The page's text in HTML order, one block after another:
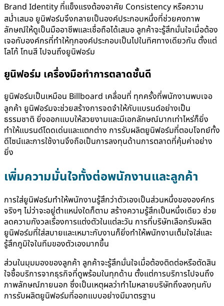
Brand Identity ที่แข็งแรงต้องอาศัย Consistency หรือความ
สม่ำเสมอ ยูนิฟอร์มจึงกลายเป็นองค์ประกอบหนึ่งที่ช่วยคงภาพ
ลักษณ์ให้ดูเป็นมืออาชีพและเชื่อถือได้เสมอ ลูกค้าจะรู้สึกมั่นใจเมื่อต้อง
เจอกับองค์กรที่ทำให้ทุกองค์ประกอบเป็นไปในทิศทางเดียวกัน ตั้งแต่
โลโก้ โทนสี ไปจนถึงยูนิฟอร์ม
ยูนิฟอร์ม เครื่องมือทำการตลาดชั้นดี
ยูนิฟอร์มเป็นเหมือน Billboard เคลื่อนที่ ทุกครั้งที่พนักงานพบเจอ
ลูกค้า ยูนิฟอร์มจะช่วยสร้างการจดจำให้กับแบรนด์อย่างเป็น
ธรรมชาติ ยิ่งออกแบบให้สวยงามและมีเอกลักษณ์มากเท่าไหร่ก็ยิ่ง
ทำให้แบรนด์โดดเด่นและแตกต่าง การรับผลิตยูนิฟอร์มที่ตอบโจทย์ทั้ง
ดีไซน์และการใช้งานจึงถือเป็นการลงทุนด้านการตลาดที่คุ้มค่าอย่าง
ยิ่ง
เพิ่มความมั่นใจทั้งต่อพนักงานและลูกค้า
การใส่ยูนิฟอร์มทำให้พนักงานรู้สึกว่าตัวเองเป็นส่วนหนึ่งขององค์กร
จริงๆ ไม่ว่าจะอยู่ตำแหน่งใดก็ตาม สร้างความรู้สึกเป็นหนึ่งเดียว ช่วย
ลดความกังวลเรื่องการแต่งตัวในแต่ละวัน การที่บริษัทเลือกรับผลิต
ยูนิฟอร์มที่ใส่สบายและเหมาะกับงานก็ยิ่งทำให้พนักงานเต็มใจใส่และ
รู้สึกภูมิใจในทีมของตัวเองมากขึ้น
ส่วนในมุมมองของลูกค้า ลูกค้าจะรู้สึกมั่นใจเมื่อต้องติดต่อหรือตัดสิน
ใจซื้อบริการจากธุรกิจที่ดูพร้อมในทุกด้าน ตั้งแต่การบริการไปจนถึง
ภาพลักษณ์ภายนอก ซึ่งเป็นเหตุผลว่าทำไมหลายบริษัทถึงลงทุนกับ
การรับผลิตยูนิฟอร์มที่ออกแบบอย่างมีมาตรฐาน